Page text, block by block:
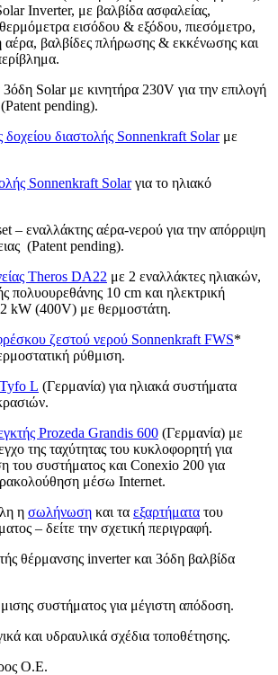
Inverter, με βαλβίδα ασφαλείας,
εισόδου & εξόδου, πιεσόμετρο,
αέρα, βαλβίδες πλήρωσης & εκκένωσης και
Solar με κινητήρα 230V για την επιλογή
pending).
δοχείου διαστολής Sonnenkraft Solarμε
Sonnenkraft Solarγια το ηλιακό
– εναλλάκτης αέρα-νερού για την απόρριψη
(Patent pending).
Theros DA22 με 2 εναλλάκτες ηλιακών,
πολυουρεθάνης 10 cm και ηλεκτρική
kW (400V) με θερμοστάτη.
ζεστού νερού Sonnenkraft FWS*
ρύθμιση.
Tyfo L (Γερμανία) για ηλιακά συστήματα
Prozeda Grandis 600 (Γερμανία) με
της ταχύτητας του κυκλοφορητή για
του συστήματος και Conexio 200 για
μέσω Internet.
η σωλήνωση και τα εξαρτήματα του
– δείτε την σχετική περιγραφή.
θέρμανσης inverter και 3όδη βαλβίδα
συστήματος για μέγιστη απόδοση.
και υδραυλικά σχέδια τοποθέτησης.
Ο.Ε.